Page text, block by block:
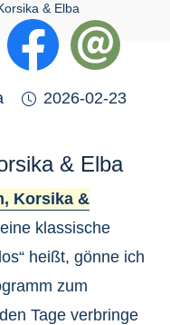
& Elba
2026-02-23
& Elba
Korsika &
klassische
heißt, gönne ich
zum
Tage verbringe